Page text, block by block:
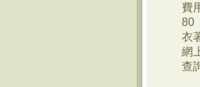
費
80
衣
網
查